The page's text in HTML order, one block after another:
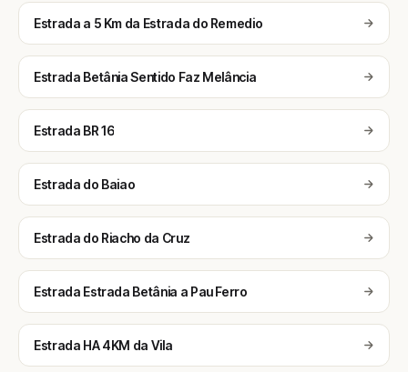
Estrada a 5 Km da Estrada do Remedio
Estrada Betânia Sentido Faz Melância
Estrada BR 16
Estrada do Baiao
Estrada do Riacho da Cruz
Estrada Estrada Betânia a Pau Ferro
Estrada HA 4KM da Vila